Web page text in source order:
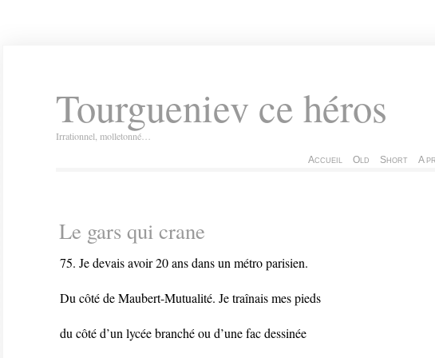
Tourgueniev ce héros
Irrationnel, molletonné…
Accueil Old Short A
Le gars qui crane
75. Je devais avoir 20 ans dans un métro parisien.
Du côté de Maubert-Mutualité. Je traînais mes pieds
du côté d’un lycée branché ou d’une fac dessinée